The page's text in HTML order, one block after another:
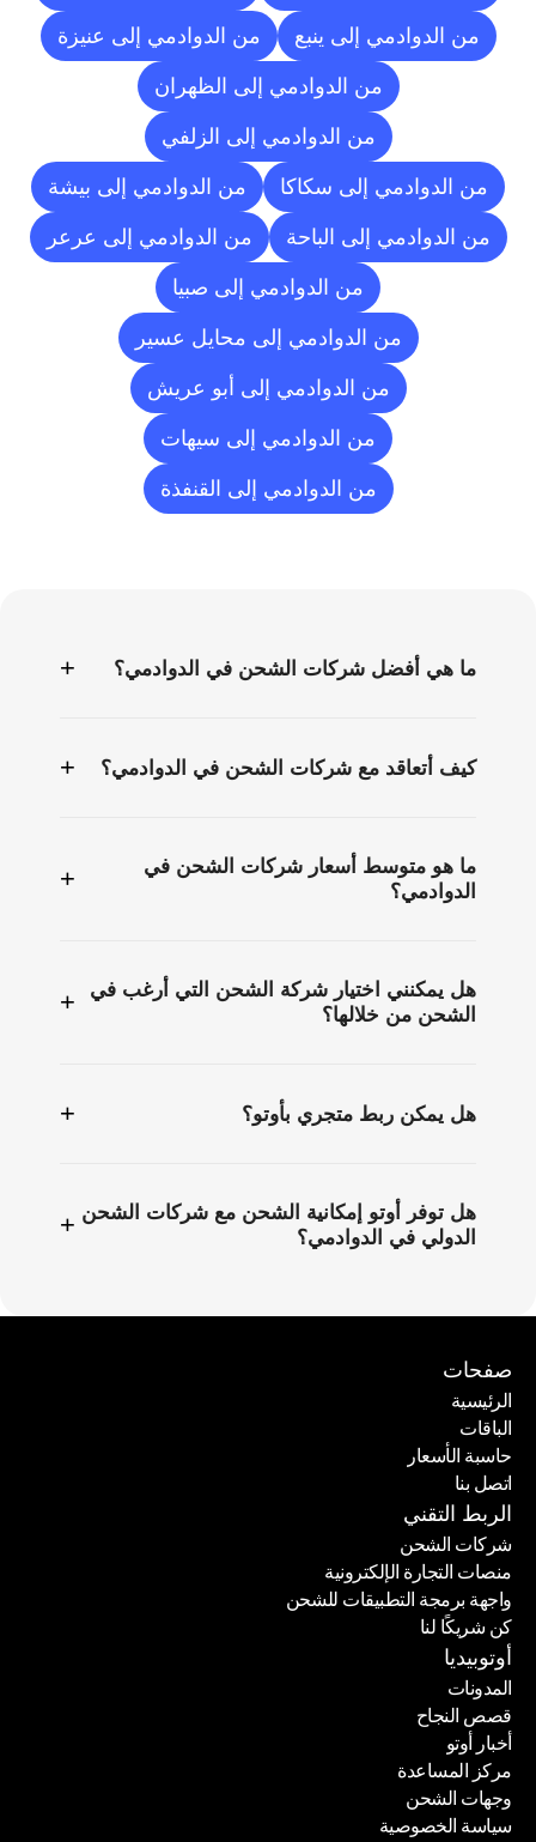
من الدوادمي إلى ينبع من الدوادمي إلى عنيزة
من الدوادمي إلى الظهران
من الدوادمي إلى الزلفي
من الدوادمي إلى سكاكا من الدوادمي إلى بيشة
من الدوادمي إلى الباحة من الدوادمي إلى عرعر
من الدوادمي إلى صبيا
من الدوادمي إلى محايل عسير
من الدوادمي إلى أبو عريش
من الدوادمي إلى سيهات
من الدوادمي إلى القنفذة
ما هي أفضل شركات الشحن في الدوادمي؟ +
كيف أتعاقد مع شركات الشحن في الدوادمي؟ +
ما هو متوسط أسعار شركات الشحن في
الدوادمي؟
+
هل يمكنني اختيار شركة الشحن التي أرغب في
الشحن من خلالها؟
+
هل يمكن ربط متجري بأوتو؟ +
هل توفر أوتو إمكانية الشحن مع شركات الشحن
الدولي في الدوادمي؟
+
صفحات
الرئيسية
الرئيسية
الباقات
الباقات
حاسبة الأسعار
حاسبة الأسعار
اتصل بنا
اتصل بنا
الربط التقني
شركات الشحن
شركات الشحن
منصات التجارة الإلكترونية
منصات التجارة الإلكترونية
واجهة برمجة التطبيقات للشحن
واجهة برمجة التطبيقات للشحن
كن شريكًا لنا
كن شريكًا لنا
أوتوبيديا
المدونات
المدونات
قصص النجاح
قصص النجاح
أخبار أوتو
أخبار أوتو
مركز المساعدة
مركز المساعدة
وجهات الشحن
وجهات الشحن
سياسة الخصوصية